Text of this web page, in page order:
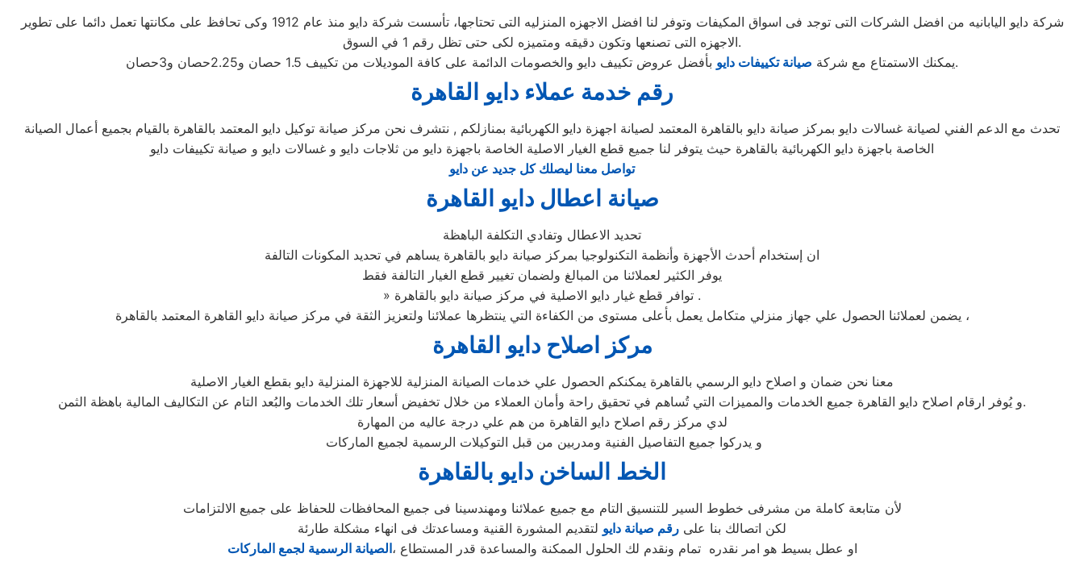
شركة دايو اليابانيه من افضل الشركات التى توجد فى اسواق المكيفات وتوفر لنا افضل الاجهزه المنزليه التى تحتاجها، تأسست شركة دايو منذ عام 1912 وكى تحافظ على مكانتها تعمل دائما على تطوير
الاجهزه التى تصنعها وتكون دقيقه ومتميزه لكى حتى تظل رقم 1 في السوق.
يمكنك الاستمتاع مع شركة صيانة تكييفات دايو بأفضل عروض تكييف دايو والخصومات الدائمة على كافة الموديلات من تكييف 1.5 حصان و2.25حصان و3حصان.
رقم خدمة عملاء دايو القاهرة
تحدث مع الدعم الفني لصيانة غسالات دايو بمركز صيانة دايو بالقاهرة المعتمد لصيانة اجهزة دايو الكهربائية بمنازلكم , نتشرف نحن مركز صيانة توكيل دايو المعتمد بالقاهرة بالقيام بجميع أعمال الصيانة
الخاصة باجهزة دايو الكهربائية بالقاهرة حيث يتوفر لنا جميع قطع الغيار الاصلية الخاصة باجهزة دايو من ثلاجات دايو و غسالات دايو و صيانة تكييفات دايو
تواصل معنا ليصلك كل جديد عن دايو
صيانة اعطال دايو القاهرة
تحديد الاعطال وتفادي التكلفة الباهظة
ان إستخدام أحدث الأجهزة وأنظمة التكنولوجيا بمركز صيانة دايو بالقاهرة يساهم في تحديد المكونات التالفة
يوفر الكثير لعملائنا من المبالغ ولضمان تغيير قطع الغيار التالفة فقط
» توافر قطع غيار دايو الاصلية في مركز صيانة دايو بالقاهرة .
يضمن لعملائنا الحصول علي جهاز منزلي متكامل يعمل بأعلى مستوى من الكفاءة التي ينتظرها عملائنا ولتعزيز الثقة في مركز صيانة دايو القاهرة المعتمد بالقاهرة ،
مركز اصلاح دايو القاهرة
معنا نحن ضمان و اصلاح دايو الرسمي بالقاهرة يمكنكم الحصول علي خدمات الصيانة المنزلية للاجهزة المنزلية دايو بقطع الغيار الاصلية
و يُوفر ارقام اصلاح دايو القاهرة جميع الخدمات والمميزات التي تُساهم في تحقيق راحة وأمان العملاء من خلال تخفيض أسعار تلك الخدمات والبُعد التام عن التكاليف المالية باهظة الثمن.
لدي مركز رقم اصلاح دايو القاهرة من هم علي درجة عاليه من المهارة
و يدركوا جميع التفاصيل الفنية ومدربين من قبل التوكيلات الرسمية لجميع الماركات
الخط الساخن دايو بالقاهرة
لأن متابعة كاملة من مشرفى خطوط السير للتنسيق التام مع جميع عملائنا ومهندسينا فى جميع المحافظات للحفاظ على جميع الالتزامات
لكن اتصالك بنا على رقم صيانة دايو لتقديم المشورة القنية ومساعدتك فى انهاء مشكلة طارئة
او عطل بسيط هو امر نقدره تمام ونقدم لك الحلول الممكنة والمساعدة قدر المستطاع ،الصيانة الرسمية لجمع الماركات